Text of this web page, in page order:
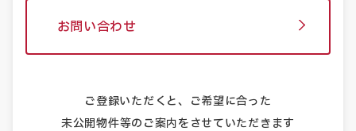
お問い合わせ
ご登録いただくと、ご希望に合った
未公開物件等のご案内をさせていただきます